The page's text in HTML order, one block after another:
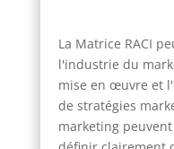
La Matrice RACI
l'industrie du
mise en œuvre et
de stratégies
marketing